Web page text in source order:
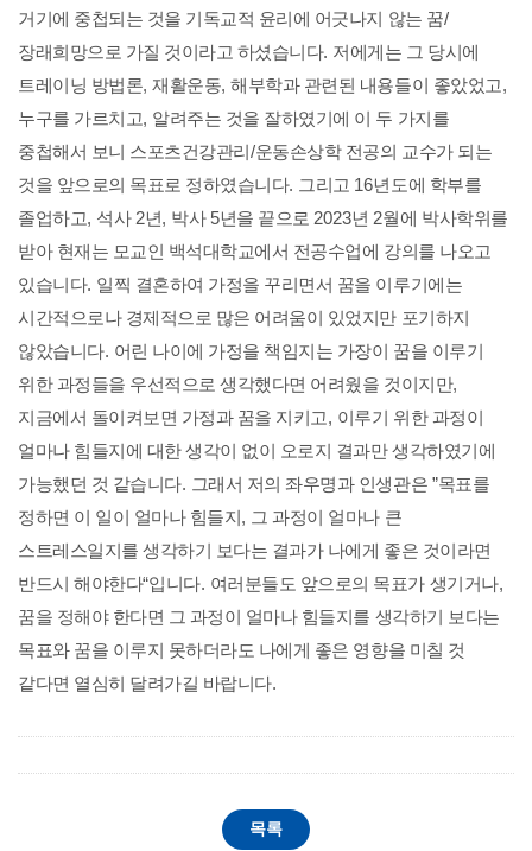
거기에 중첩되는 것을 기독교적 윤리에 어긋나지 않는 꿈/
장래희망으로 가질 것이라고 하셨습니다. 저에게는 그 당시에
트레이닝 방법론,재활운동,해부학과 관련된 내용들이 좋았었고,
누구를 가르치고, 알려주는 것을 잘하였기에 이 두 가지를
중첩해서 보니 스포츠건강관리 /운동손상학 전공의 교수가 되는
것을 앞으로의 목표로 정하였습니다. 그리고 16년도에 학부를
졸업하고, 석사2년, 박사 5년을 끝으로2023년2월에 박사학위를
받아 현재는 모교인 백석대학교에서 전공수업에 강의를 나오고
있습니다. 일찍 결혼하여 가정을 꾸리면서 꿈을 이루기에는
시간적으로나 경제적으로 많은 어려움이 있었지만 포기하지
않았습니다. 어린 나이에 가정을 책임지는 가장이 꿈을 이루기
위한 과정들을 우선적으로 생각했다면 어려웠을 것이지만,
지금에서 돌이켜보면 가정과 꿈을 지키고, 이루기 위한 과정이
얼마나 힘들지에 대한 생각이 없이 오로지 결과만 생각하였기에
가능했던 것 같습니다. 그래서 저의 좌우명과 인생관은 ”목표를
정하면 이 일이 얼마나 힘들지 , 그 과정이 얼마나 큰
스트레스일지를 생각하기 보다는 결과가 나에게 좋은 것이라면
반드시 해야한다“입니다. 여러분들도 앞으로의 목표가 생기거나,
꿈을 정해야 한다면 그 과정이 얼마나 힘들지를 생각하기 보다는
목표와 꿈을 이루지 못하더라도 나에게 좋은 영향을 미칠 것
같다면 열심히 달려가길 바랍니다.